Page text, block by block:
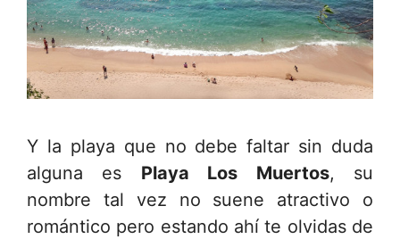
Y la playa que no debe faltar sin duda
alguna es Playa Los Muertos, su
nombre tal vez no suene atractivo o
romántico pero estando ahí te olvidas de